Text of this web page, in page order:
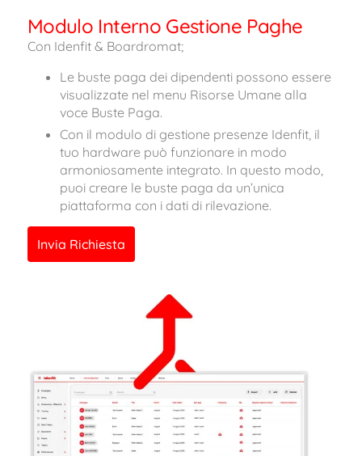
Modulo Interno Gestione Paghe
Con Idenfit & Boardromat;
Le buste paga dei dipendenti possono essere
visualizzate nel menu Risorse Umane alla
voce Buste Paga.
Con il modulo di gestione presenze Idenfit, il
tuo hardware può funzionare in modo
armoniosamente integrato. In questo modo,
puoi creare le buste paga da un’unica
piattaforma con i dati di rilevazione.
Invia Richiesta